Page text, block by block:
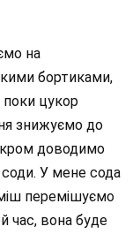
на
бортиками,
цукор
знижуємо до
доводимо
У мене сода
перемішуємо
час, вона буде